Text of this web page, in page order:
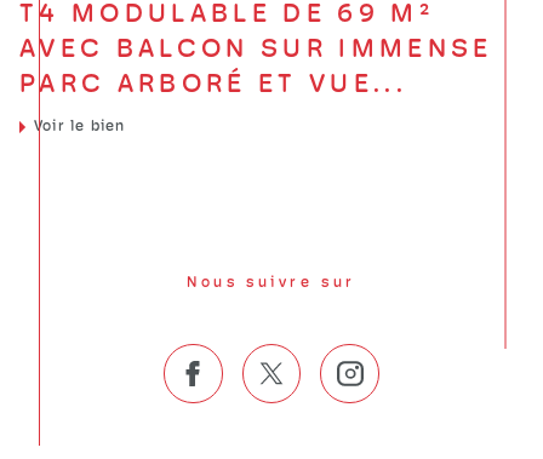
T4 MODULABLE DE 69 M²
AVEC BALCON SUR IMMENSE
PARC ARBORÉ ET VUE...
Voir le bien
Nous suivre sur